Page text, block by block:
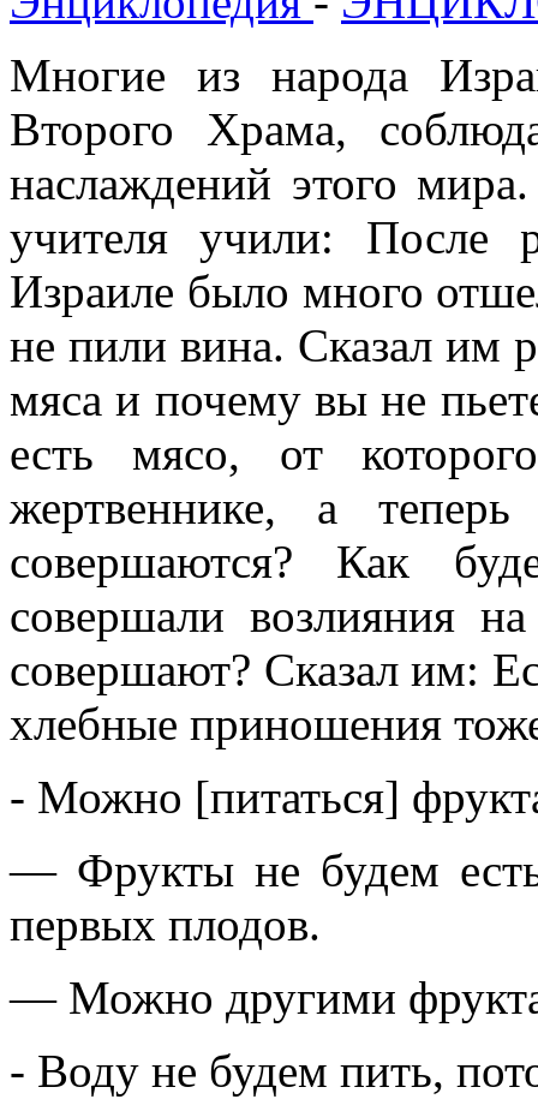
Многие из народа
Второго Храма,
наслаждений этого
учителя учили: После
Израиле было много
не пили вина. Сказал им
мяса и почему вы не
есть мясо, от
жертвеннике, а
совершаются? Как
совершали возлияния
совершают? Сказал им:
хлебные приношения
- Можно [питаться]
— Фрукты не будем
первых плодов.
— Можно другими
- Воду не будем пить,